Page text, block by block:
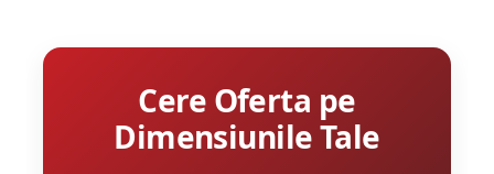
Cere Oferta pe
Dimensiunile Tale